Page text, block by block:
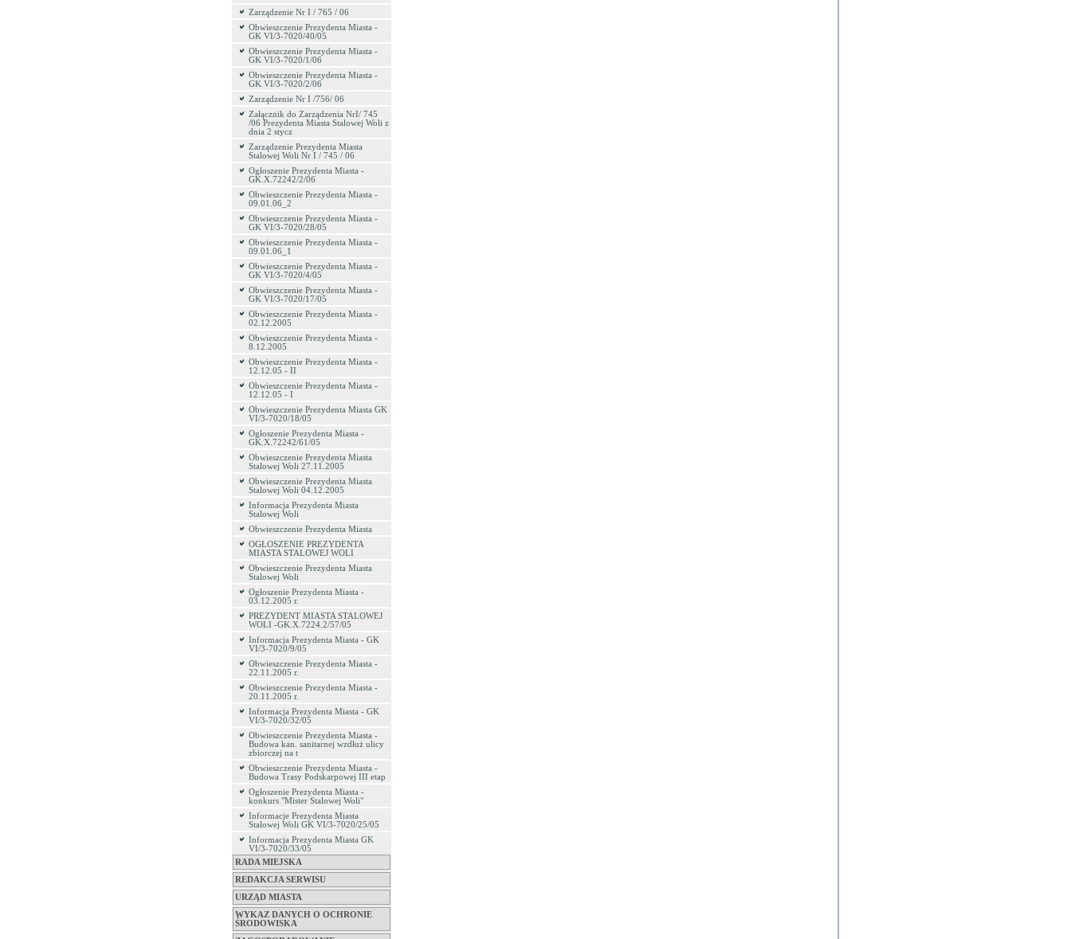
Zarządzenie Nr I / 765 / 06
Obwieszczenie Prezydenta Miasta -
GK VI/3-7020/40/05
Obwieszczenie Prezydenta Miasta -
GK VI/3-7020/1/06
Obwieszczenie Prezydenta Miasta -
GK VI/3-7020/2/06
Zarządzenie Nr I /756/ 06
Załącznik do Zarządzenia NrI/ 745
/06 Prezydenta Miasta Stalowej Woli z
dnia 2 stycz
Zarządzenie Prezydenta Miasta
Stalowej Woli Nr I / 745 / 06
Ogłoszenie Prezydenta Miasta -
GK.X.72242/2/06
Obwieszczenie Prezydenta Miasta -
09.01.06_2
Obwieszczenie Prezydenta Miasta -
GK VI/3-7020/28/05
Obwieszczenie Prezydenta Miasta -
09.01.06_1
Obwieszczenie Prezydenta Miasta -
GK VI/3-7020/4/05
Obwieszczenie Prezydenta Miasta -
GK VI/3-7020/17/05
Obwieszczenie Prezydenta Miasta -
02.12.2005
Obwieszczenie Prezydenta Miasta -
8.12.2005
Obwieszczenie Prezydenta Miasta -
12.12.05 - II
Obwieszczenie Prezydenta Miasta -
12.12.05 - I
Obwieszczenie Prezydenta Miasta GK
VI/3-7020/18/05
Ogłoszenie Prezydenta Miasta -
GK.X.72242/61/05
Obwieszczenie Prezydenta Miasta
Stalowej Woli 27.11.2005
Obwieszczenie Prezydenta Miasta
Stalowej Woli 04.12.2005
Informacja Prezydenta Miasta
Stalowej Woli
Obwieszczenie Prezydenta Miasta
OGŁOSZENIE PREZYDENTA
MIASTA STALOWEJ WOLI
Obwieszczenie Prezydenta Miasta
Stalowej Woli
Ogłoszenie Prezydenta Miasta -
03.12.2005 r.
PREZYDENT MIASTA STALOWEJ
WOLI -GK.X.7224.2/57/05
Informacja Prezydenta Miasta - GK
VI/3-7020/9/05
Obwieszczenie Prezydenta Miasta -
22.11.2005 r.
Obwieszczenie Prezydenta Miasta -
20.11.2005 r.
Informacja Prezydenta Miasta - GK
VI/3-7020/32/05
Obwieszczenie Prezydenta Miasta -
Budowa kan. sanitarnej wzdłuż ulicy
zbiorczej na t
Obwieszczenie Prezydenta Miasta -
Budowa Trasy Podskarpowej III etap
Ogłoszenie Prezydenta Miasta -
konkurs "Mister Stalowej Woli"
Informacje Prezydenta Miasta
Stalowej Woli GK VI/3-7020/25/05
Informacja Prezydenta Miasta GK
VI/3-7020/33/05
RADA MIEJSKA
REDAKCJA SERWISU
URZĄD MIASTA
WYKAZ DANYCH O OCHRONIE
ŚRODOWISKA